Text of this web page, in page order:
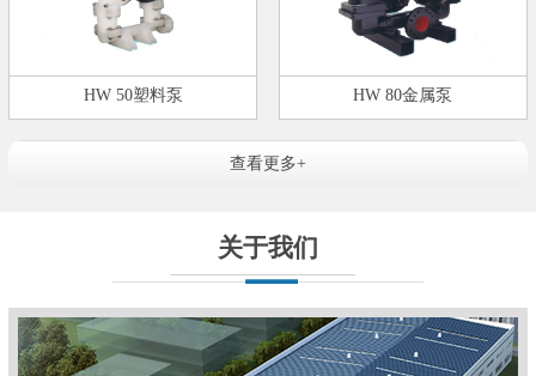
HW 50塑料泵 HW 80金属泵
查看更多+
关于我们